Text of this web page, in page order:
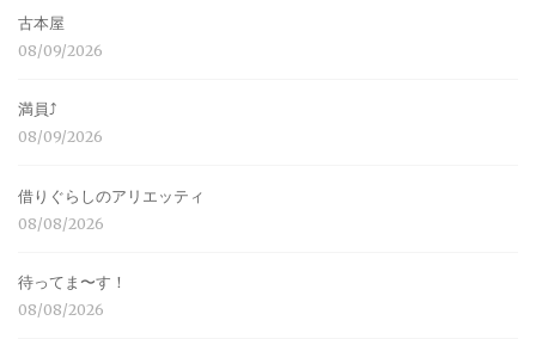
古本屋
08/09/2026
満員⤴︎
08/09/2026
借りぐらしのアリエッティ
08/08/2026
待ってま〜す！
08/08/2026